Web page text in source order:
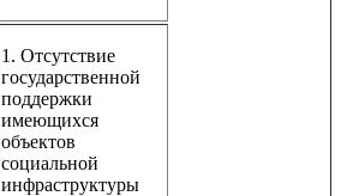
1. Отсутствие
государственной
поддержки
имеющихся
объектов
социальной
инфраструктуры